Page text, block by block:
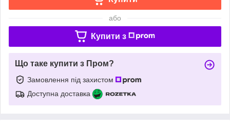
або
Купити з
Що таке купити з Пром?
Замовлення під захистом
Доступна доставка